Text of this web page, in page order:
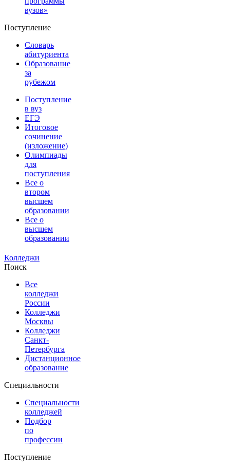
вузов»
Поступление
Словарь
абитуриента
Образование
за
рубежом
Поступление
в вуз
ЕГЭ
Итоговое
сочинение
(изложение)
Олимпиады
для
поступления
Все о
втором
высшем
образовании
Все о
высшем
образовании
Колледжи
Поиск
Все
колледжи
России
Колледжи
Москвы
Колледжи
Санкт-
Петербурга
Дистанционное
образование
Специальности
Специальности
колледжей
Подбор
по
профессии
Поступление